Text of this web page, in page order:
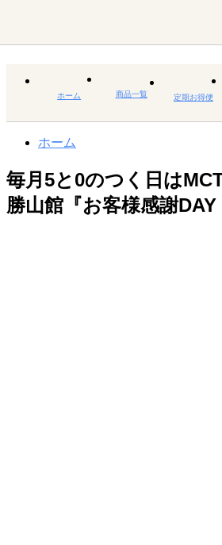
ホーム 商品一覧 定期お得便
ホーム
毎月5と0のつく日は
勝山館『お客様感謝DAY